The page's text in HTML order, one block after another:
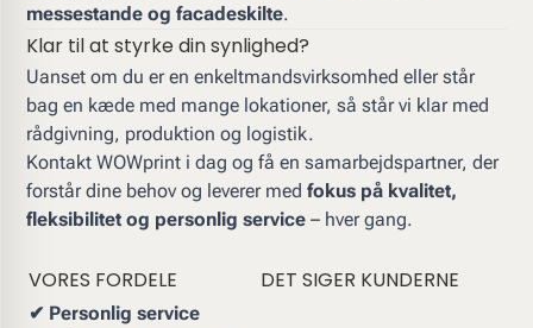
messestande og facadeskilte.
Klar til at styrke din synlighed?
Uanset om du er en enkeltmandsvirksomhed eller står
bag en kæde med mange lokationer, så står vi klar med
rådgivning, produktion og logistik.
Kontakt WOWprint i dag og få en samarbejdspartner, der
forstår dine behov og leverer medfokus på kvalitet,
fleksibilitet og personlig service – hver gang.
VORES FORDELE DET SIGER KUNDERNE
✔ Personlig service